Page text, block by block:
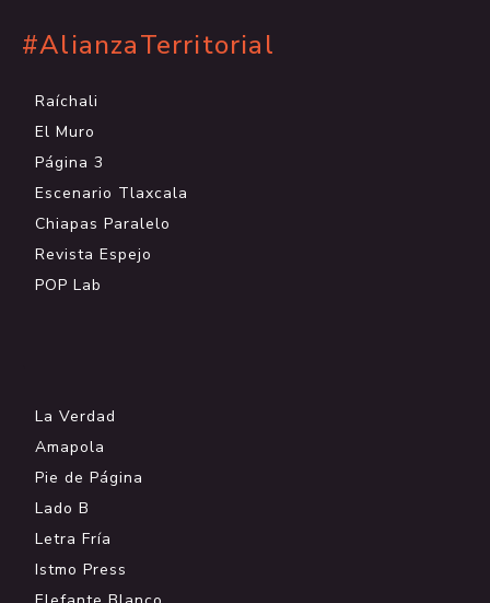
#AlianzaTerritorial
Raíchali
El Muro
Página 3
Escenario Tlaxcala
Chiapas Paralelo
Revista Espejo
POP Lab
La Verdad
Amapola
Pie de Página
Lado B
Letra Fría
Istmo Press